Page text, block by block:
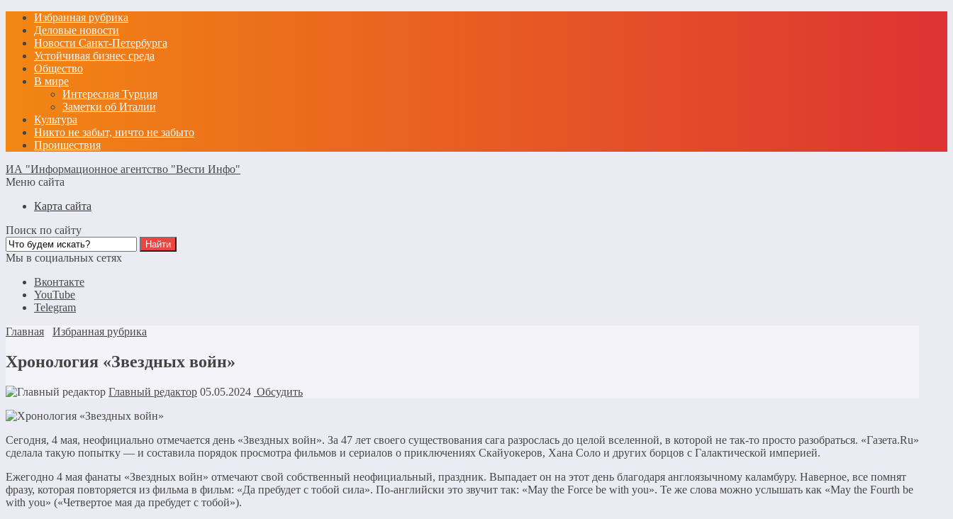
Избранная рубрика
Деловые новости
Новости Санкт-Петербурга
Устойчивая бизнес среда
Общество
В мире
Интересная Турция
Заметки об Италии
Культура
Никто не забыт, ничто не забыто
Проишествия
ИА "Информационное агентство "Вести Инфо"
Меню сайта
Карта сайта
Поиск по сайту
Мы в социальных сетях
Вконтакте
YouTube
Telegram
Главная
Избранная рубрика
Хронология «Звездных войн»
Главный редактор 05.05.2024 Обсудить
Сегодня, 4 мая, неофициально отмечается день «Звездных войн». За 47 лет своего существования сага разрослась до целой вселенной, в которой не так-то просто разобраться. «Газета.Ru»
сделала такую попытку — и составила порядок просмотра фильмов и сериалов о приключениях Скайуокеров, Хана Соло и других борцов с Галактической империей.
Ежегодно 4 мая фанаты «Звездных войн» отмечают свой собственный неофициальный, праздник. Выпадает он на этот день благодаря англоязычному каламбуру. Наверное, все помнят
фразу, которая повторяется из фильма в фильм: «Да пребудет с тобой сила». По-английски это звучит так: «May the Force be with you». Те же слова можно услышать как «May the Fourth be
with you» («Четвертое мая да пребудет с тобой»).